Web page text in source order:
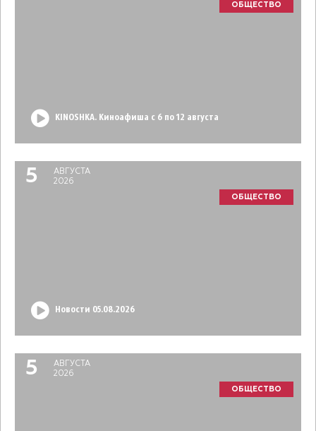
ОБЩЕСТВО
KINOSHKA. Киноафиша с 6 по 12 августа
5
АВГУСТА
2026
ОБЩЕСТВО
Новости 05.08.2026
5
АВГУСТА
2026
ОБЩЕСТВО